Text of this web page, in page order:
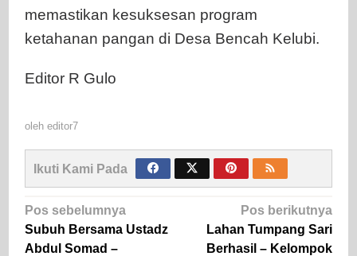
memastikan kesuksesan program
ketahanan pangan di Desa Bencah Kelubi.
Editor R Gulo
oleh editor7
Ikuti Kami Pada
Navigasi
pos
Pos sebelumnya
Subuh Bersama Ustadz
Abdul Somad –
Pos berikutnya
Lahan Tumpang Sari
Berhasil – Kelompok